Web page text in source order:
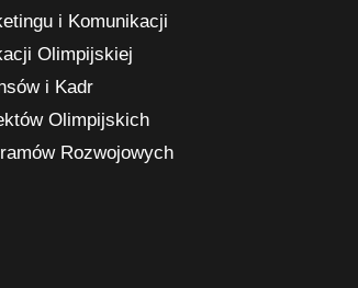
i Komunikacji
Olimpijskiej
i Kadr
Olimpijskich
Rozwojowych